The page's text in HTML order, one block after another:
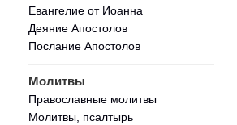
Евангелие от Иоанна
Деяние Апостолов
Послание Апостолов
Молитвы
Православные молитвы
Молитвы, псалтырь